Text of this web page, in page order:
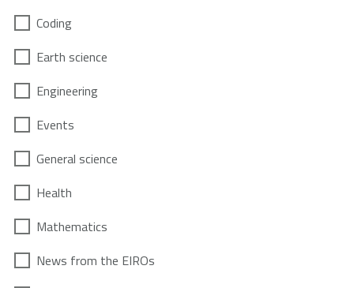
Coding
Earth science
Engineering
Events
General science
Health
Mathematics
News from the EIROs